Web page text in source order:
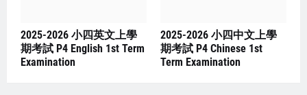
2025-2026 小四英文上學
期考試 P4 English 1st Term
Examination
2025-2026 小四中文上學
期考試 P4 Chinese 1st
Term Examination